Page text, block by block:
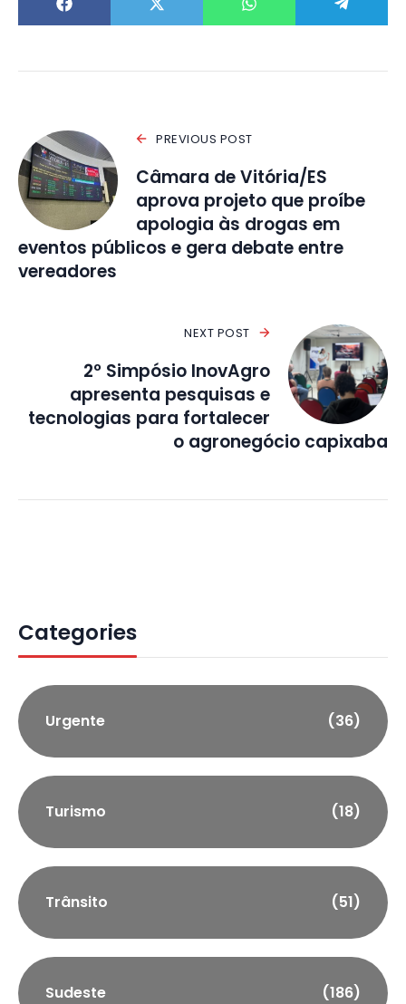
PREVIOUS POST
Câmara de Vitória/ES
aprova projeto que proíbe
apologia às drogas em
eventos públicos e gera debate entre
vereadores
NEXT POST
2º Simpósio InovAgro
apresenta pesquisas e
tecnologias para fortalecer
o agronegócio capixaba
Categories
Urgente (36)
Turismo (18)
Trânsito (51)
Sudeste (186)